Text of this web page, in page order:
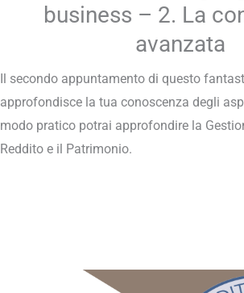
business – 2. La
avanzata
Il secondo appuntamento di questo
approfondisce la tua conoscenza degli
modo pratico potrai approfondire la
Reddito e il Patrimonio.